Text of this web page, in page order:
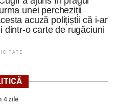
din Cugir propria
a ajuns și la o expoziție din
Național „David Prodan”
Croația
unei percheziții
acuză polițiștii că i-ar
dintr-o carte de rugăciuni
4 zile